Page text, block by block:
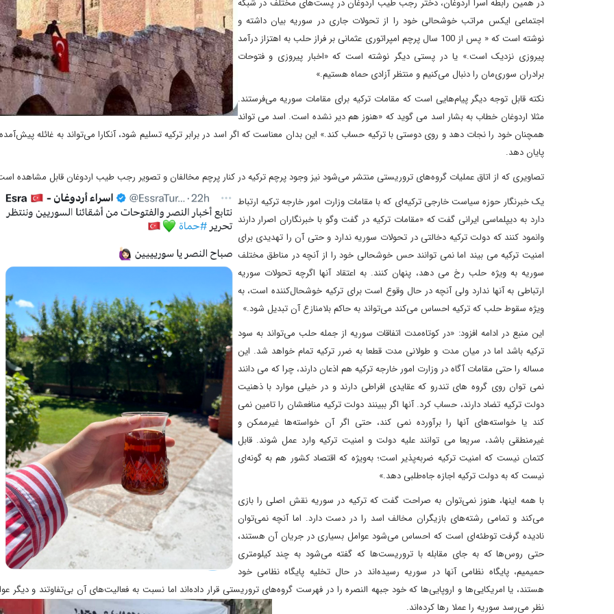
در همین رابطه اسرا اردوغان، دختر رجب طیب اردوغان در پست‌های مختلف در شبکه
اجتماعی ایکس مراتب خوشحالی خود را از تحولات جاری در سوریه بیان داشته و
نوشته است که « پس از 100 سال پرچم امپراتوری عثمانی بر فراز حلب به اهتزاز درآمد
‌پیروزی نزدیک است.» یا در پستی دیگر نوشته است که «اخبار پیروزی و فتوحات
برادران سوری‌مان را دنبال می‌کنیم و منتظر آزادی حماه هستیم.»
نکته قابل توجه دیگر پیام‌هایی است که مقامات ترکیه برای مقامات سوریه می‌فرستند.
مثلا اردوغان خطاب به بشار اسد می گوید که «هنوز هم دیر نشده است. اسد می تواند
همچنان خود را نجات دهد و روی دوستی با ترکیه حساب کند.» این بدان معناست که اگر اسد در برابر ترکیه تسلیم شود، آنکارا می‌تواند به غائله
پایان دهد.
تصاویری که از اتاق عملیات گروه‌های تروریستی منتشر می‌شود نیز وجود پرچم ترکیه در کنار پرچم مخالفان و تصویر رجب طیب اردوغان قابل مشاهده
یک خبرنگار حوزه سیاست خارجی ترکیه‌ای که با مقامات وزارت امور خارجه ترکیه ارتباط
دارد به دیپلماسی ایرانی گفت که «مقامات ترکیه در گفت وگو با خبرنگاران اصرار دارند
وانمود کنند که دولت ترکیه دخالتی در تحولات سوریه ندارد و حتی آن را تهدیدی برای
امنیت ترکیه می بیند اما نمی توانند حس خوشحالی خود را از آنچه در مناطق مختلف
سوریه به ویژه حلب رخ می دهد، پنهان کنند. به اعتقاد آنها اگرچه تحولات سوریه
ارتباطی به آنها ندارد ولی آنچه در حال وقوع است برای ترکیه خوشحال‌کننده است، به
ویژه سقوط حلب که ترکیه احساس می‌کند می‌تواند به حاکم بلامنازع آن تبدیل شود.»
این منبع در ادامه افزود: «در کوتاه‌مدت اتفاقات سوریه از جمله حلب می‌تواند به سود
ترکیه باشد اما در میان مدت و طولانی مدت قطعا به ضرر ترکیه تمام خواهد شد. این
مساله را حتی مقامات آگاه در وزارت امور خارجه ترکیه هم اذعان دارند، چرا که می دانند
نمی توان روی گروه های تندرو که عقایدی افراطی دارند و در خیلی موارد با ذهنیت
دولت ترکیه تضاد دارند، حساب کرد. آنها اگر ببینند دولت ترکیه منافعشان را تامین نمی
کند یا خواسته‌های آنها را برآورده نمی کند، حتی اگر آن خواسته‌ها غیرممکن و
غیرمنطقی باشد، سریعا می توانند علیه دولت و امنیت ترکیه وارد عمل شوند. قابل
کتمان نیست که امنیت ترکیه ضربه‌پذیر است؛ به‌ویژه که اقتصاد کشور هم به گونه‌ای
نیست که به دولت ترکیه اجازه جاه‌طلبی دهد.»
با همه اینها، هنوز نمی‌توان به صراحت گفت که ترکیه در سوریه نقش اصلی را بازی
می‌کند و تمامی رشته‌های بازیگران مخالف اسد را در دست دارد. اما آنچه نمی‌توان
نادیده گرفت توطئه‌ای است که احساس می‌شود عوامل بسیاری در جریان آن هستند،
حتی روس‌ها که به جای مقابله با تروریست‌ها که گفته می‌شود به چند کیلومتری
حمیمیم، پایگاه نظامی آنها در سوریه رسیده‌اند در حال تخلیه پایگاه نظامی خود
هستند، یا امریکایی‌ها و اروپایی‌ها که خود جبهه النصره را در فهرست گروه‌های تروریستی قرار داده‌اند اما نسبت بهفعالیت‌های آن بی‌تفاوتند و دیگر
نظر می‌رسد سوریه را عملا رها کرده‌اند.